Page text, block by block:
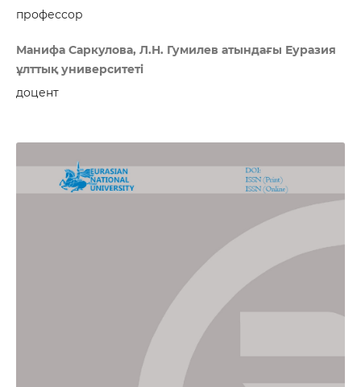
профессор
Манифа Саркулова, Л.Н. Гумилев атындағы Еуразия
ұлттық университеті
доцент